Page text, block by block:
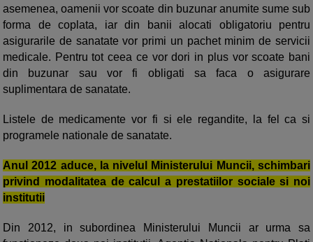
asemenea, oamenii vor scoate din buzunar anumite sume sub
forma de coplata, iar din banii alocati obligatoriu pentru
asigurarile de sanatate vor primi un pachet minim de servicii
medicale. Pentru tot ceea ce vor dori in plus vor scoate bani
din buzunar sau vor fi obligati sa faca o asigurare
suplimentara de sanatate.
Listele de medicamente vor fi si ele regandite, la fel ca si
programele nationale de sanatate.
Anul 2012 aduce, la nivelul Ministerului Muncii, schimbari
privind modalitatea de calcul a prestatiilor sociale si noi
institutii
Din 2012, in subordinea Ministerului Muncii ar urma sa